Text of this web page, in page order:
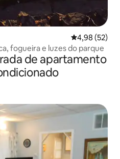
4,98 de uma
4,98 (52)
fogueira e luzes do parque
de apartamento